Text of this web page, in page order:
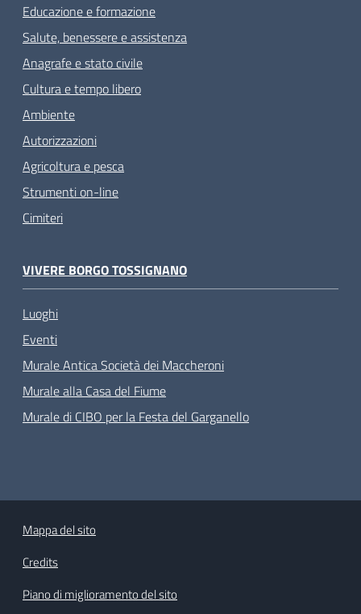
Educazione e formazione
Salute, benessere e assistenza
Anagrafe e stato civile
Cultura e tempo libero
Ambiente
Autorizzazioni
Agricoltura e pesca
Strumenti on-line
Cimiteri
VIVERE BORGO TOSSIGNANO
Luoghi
Eventi
Murale Antica Società dei Maccheroni
Murale alla Casa del Fiume
Murale di CIBO per la Festa del Garganello
Mappa del sito
Credits
Piano di miglioramento del sito